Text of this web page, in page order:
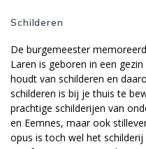
Schilderen
De burgemeester
Laren is geboren in een
houdt van schilderen en
schilderen is bij je thuis te
prachtige schilderijen van
en Eemnes, maar ook
opus is toch wel het schilderij